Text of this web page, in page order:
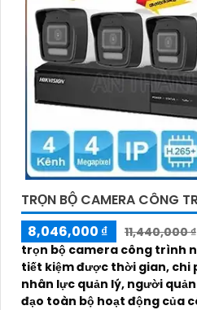
TRỌN BỘ CAMERA CÔNG
8,046,000 ₫
11,440,000 ₫
trọn bộ camera công trình
tiết kiệm được thời gian, chi
nhân lực quản lý, người
đạo toàn bộ hoạt động của